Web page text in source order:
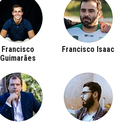
Francisco
Guimarães
Francisco Isaac